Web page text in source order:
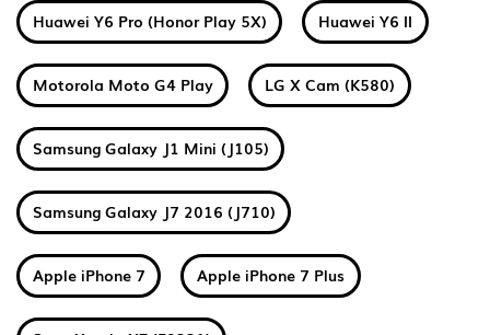
Huawei Y6 Pro (Honor Play 5X) Huawei Y6 II
Motorola Moto G4 Play LG X Cam (K580)
Samsung Galaxy J1 Mini (J105)
Samsung Galaxy J7 2016 (J710)
Apple iPhone 7 Apple iPhone 7 Plus